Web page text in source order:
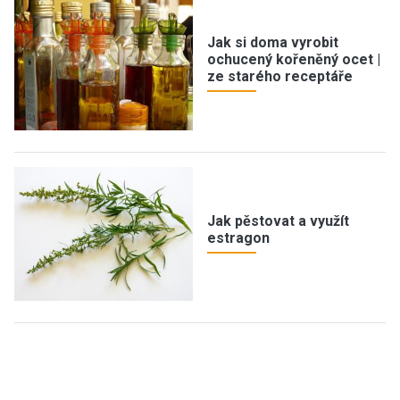
Jak si doma vyrobit
ochucený kořeněný ocet |
ze starého receptáře
Jak pěstovat a využít
estragon